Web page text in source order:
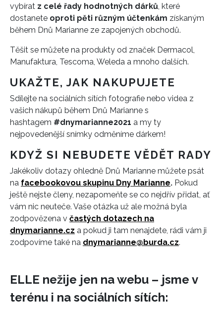
INFORMACE
REDAKCE
vybírat z celé řady hodnotných dárků, které
dostanete oproti pěti různým účtenkám získaným
během Dnů Marianne ze zapojených obchodů.
Těšit se můžete na produkty od značek Dermacol,
Manufaktura, Tescoma, Weleda a mnoho dalších.
UKAŽTE, JAK NAKUPUJETE
Sdílejte na sociálních sítích fotografie nebo videa z
vašich nákupů během Dnů Marianne s
hashtagem #dnymarianne2021 a my ty
nejpovedenější snímky odměníme dárkem!
KDYŽ SI NEBUDETE VĚDĚT RADY
Jakékoliv dotazy ohledně Dnů Marianne můžete psát
na facebookovou skupinu Dny Marianne. Pokud
ještě nejste členy, nezapomeňte se co nejdřív přidat, ať
vám nic neuteče. Vaše otázka už ale možná byla
zodpovězena v častých dotazech na
dnymarianne.cz a pokud ji tam nenajdete, rádi vám ji
zodpovíme také na dnymarianne@burda.cz.
ELLE nežije jen na webu – jsme v
terénu i na sociálních sítích: